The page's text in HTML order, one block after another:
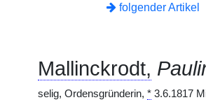
folgender Artikel
Mallinckrodt,
selig, Ordensgründerin, * 3.6.1817